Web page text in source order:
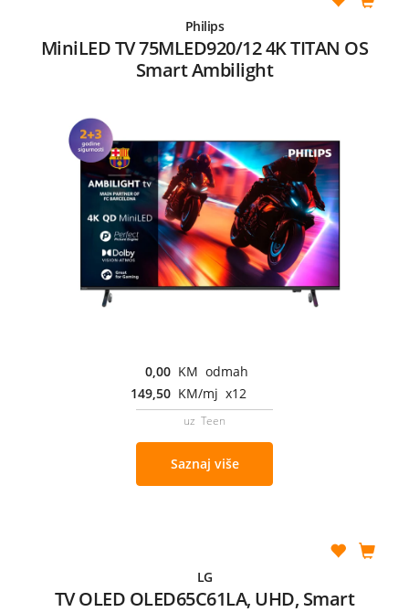
Philips
MiniLED TV 75MLED920/12 4K TITAN OS
Smart Ambilight
0,00 KM odmah
149,50 KM/mj x12
uz Teen
Saznaj više
LG
TV OLED OLED65C61LA, UHD, Smart